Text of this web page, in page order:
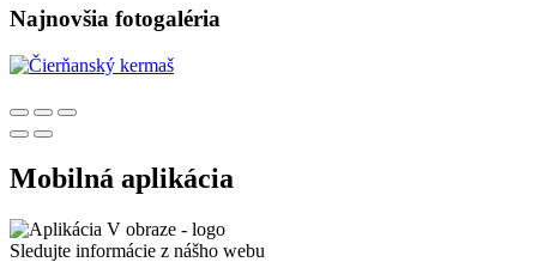
Najnovšia fotogaléria
Mobilná aplikácia
Sledujte informácie z nášho webu